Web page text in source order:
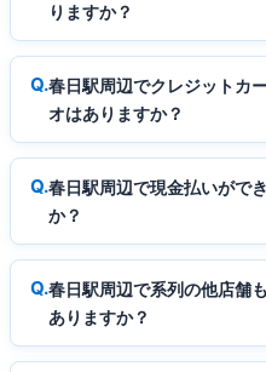
りますか？
春日駅周辺でクレジットカ
オはありますか？
春日駅周辺で現金払いがで
か？
春日駅周辺で系列の他店舗
ありますか？